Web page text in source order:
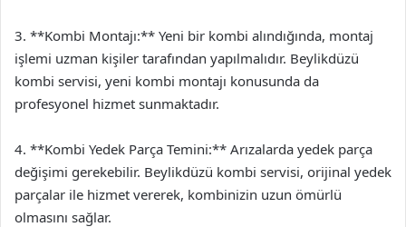
3. **Kombi Montajı:** Yeni bir kombi alındığında, montaj
işlemi uzman kişiler tarafından yapılmalıdır. Beylikdüzü
kombi servisi, yeni kombi montajı konusunda da
profesyonel hizmet sunmaktadır.
4. **Kombi Yedek Parça Temini:** Arızalarda yedek parça
değişimi gerekebilir. Beylikdüzü kombi servisi, orijinal yedek
parçalar ile hizmet vererek, kombinizin uzun ömürlü
olmasını sağlar.